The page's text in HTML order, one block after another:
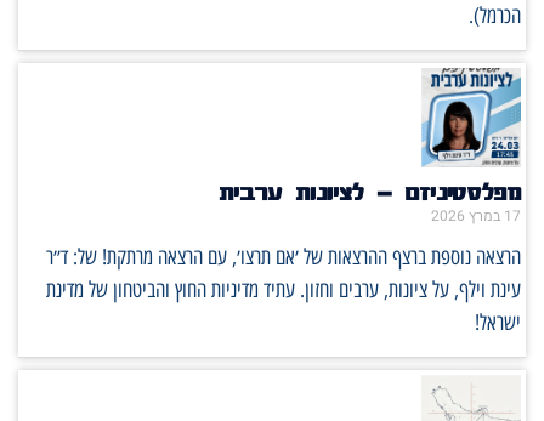
הכרמל).
מפלסטיניזם – לציונות ערבית
17 במרץ 2026
הרצאה נוספת ברצף ההרצאות של ׳אם תרצו׳, עם הרצאה מרתקת! של: ד״ר
עינת וילף, על ציונות, ערבים וחזון. עתיד מדיניות החוץ והביטחון של מדינת
ישראל!